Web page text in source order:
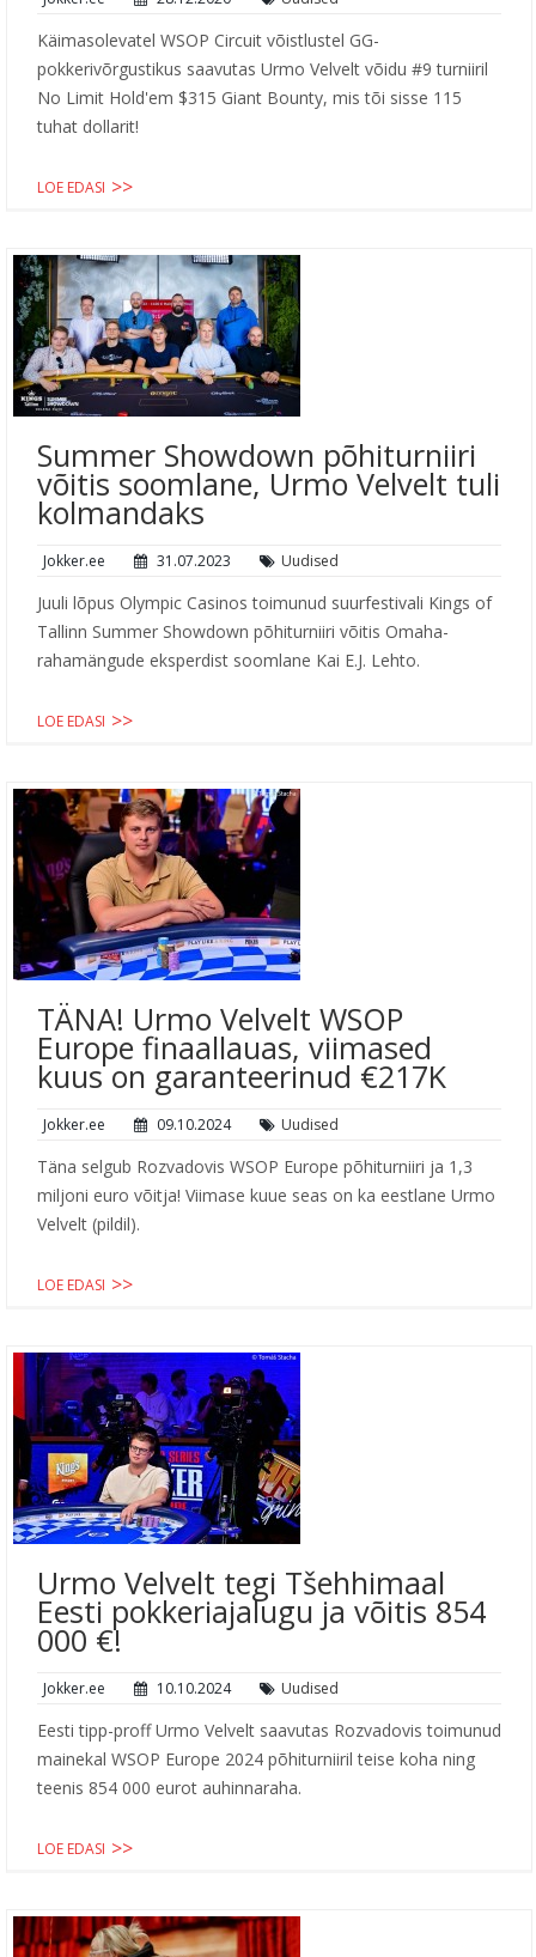
Käimasolevatel WSOP Circuit võistlustel GG-
pokkerivõrgustikus saavutas Urmo Velvelt võidu #9 turniiril
No Limit Hold'em $315 Giant Bounty, mis tõi sisse 115
tuhat dollarit!
LOE EDASI
Summer Showdown põhiturniiri
võitis soomlane, Urmo Velvelt tuli
kolmandaks
Jokker.ee 31.07.2023 Uudised
Juuli lõpus Olympic Casinos toimunud suurfestivali Kings of
Tallinn Summer Showdown põhiturniiri võitis Omaha-
rahamängude eksperdist soomlane Kai E.J. Lehto.
LOE EDASI
TÄNA! Urmo Velvelt WSOP
Europe finaallauas, viimased
kuus on garanteerinud €217K
Jokker.ee 09.10.2024 Uudised
Täna selgub Rozvadovis WSOP Europe põhiturniiri ja 1,3
miljoni euro võitja! Viimase kuue seas on ka eestlane Urmo
Velvelt (pildil).
LOE EDASI
Urmo Velvelt tegi Tšehhimaal
Eesti pokkeriajalugu ja võitis 854
000 €!
Jokker.ee 10.10.2024 Uudised
Eesti tipp-proff Urmo Velvelt saavutas Rozvadovis toimunud
mainekal WSOP Europe 2024 põhiturniiril teise koha ning
teenis 854 000 eurot auhinnaraha.
LOE EDASI